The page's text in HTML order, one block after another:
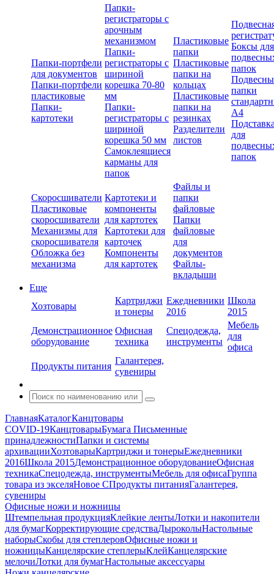
Папки-портфели
для документов
Папки-портфели
пластиковые
Папки-
картотеки
Папки-
регистраторы с
арочным
механизмом
Папки-
регистраторы с
шириной
корешка 70-80
мм
Папки-
регистраторы с
шириной
корешка 50 мм
Самоклеящиеся
карманы для
папок
Пластиковые
папки
Пластиковые
папки на
кольцах
Пластиковые
папки на
резинках
Разделители
листов
Боксы для
папок
папки
А4
для
папок
Скоросшиватели
Пластиковые
скоросшиватели
Механизмы для
скоросшивателя
Обложка без
механизма
Картотеки и
компоненты
для картотек
Картотеки для
карточек
Компоненты
для картотек
Файлы и
папки
файловые
Папки
файловые
для
документов
Файлы-
вкладыши
Еще
Хозтовары
Картриджи
и тонеры
Ежедневники
2016
Школа
2015
Демонстрационное
оборудование
Офисная
техника
Спецодежда,
инструменты
Мебель
для
офиса
Продукты питания
Галантерея,
сувениры
ГлавнаяКаталогКанцтовары
COVID-19КанцтоварыБумага Письменные
принадлежностиПапки и системы
архивацииХозтоварыКартриджи и тонерыЕжедневники
2016Школа 2015Демонстрационное оборудованиеОфисная
техникаСпецодежда, инструментыМебель для офисаГруппа
товара из экселяНовое СПродукты питанияГалантерея,
сувениры
Офисные ножи и ножницы
Штемпельная продукцияКлейкие лентыЛотки и накопители
для бумагКорректирующие средстваДыроколыНастольные
наборыСкобы для степлеровОфисные ножи и
ножницыКанцелярские степлерыКлейКанцелярские
мелочиЛотки для бумагНастольные аксессуары